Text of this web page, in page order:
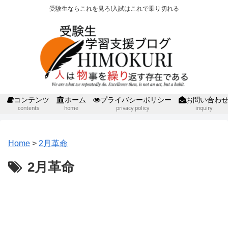
受験生ならこれを見ろ!入試はこれで乗り切れる
コンテンツ
contents
ホーム
home
プライバシーポリシー
privacy policy
お問い合わせ
inquiry
Home > 2月革命
2月革命